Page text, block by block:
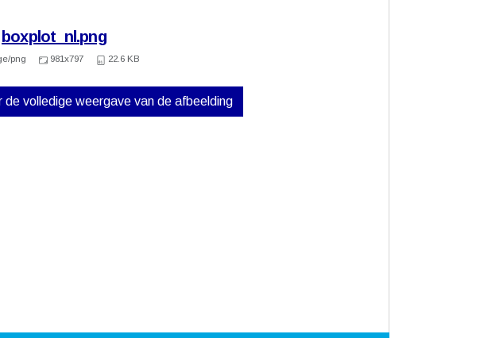
boxplot_nl.png
png 981x797 22.6 KB
de volledige weergave van de afbeelding